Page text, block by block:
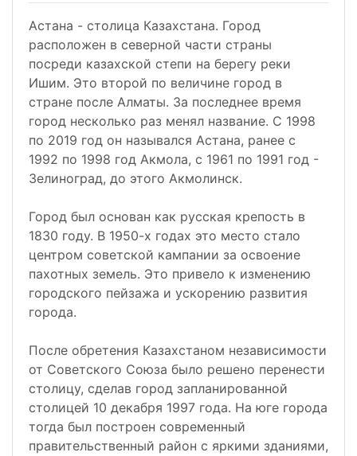
Астана - столица Казахстана. Город
расположен в северной части страны
посреди казахской степи на берегу реки
Ишим. Это второй по величине город в
стране после Алматы. За последнее время
город несколько раз менял название. С 1998
по 2019 год он назывался Астана, ранее с
1992 по 1998 год Акмола, с 1961 по 1991 год -
Зелиноград, до этого Акмолинск.
Город был основан как русская крепость в
1830 году. В 1950-х годах это место стало
центром советской кампании за освоение
пахотных земель. Это привело к изменению
городского пейзажа и ускорению развития
города.
После обретения Казахстаном независимости
от Советского Союза было решено перенести
столицу, сделав город запланированной
столицей 10 декабря 1997 года. На юге города
тогда был построен современный
правительственный район с яркими зданиями,